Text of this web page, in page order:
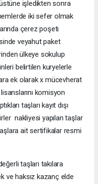
işledikten sonra
iki sefer olmak
çerez poşeti
veyahut paket
ülkeye sokulup
belirtilen kuryelerle
ek olarak x mücevherat
komisyon
taşları kayıt dışı
nakliyesi yapılan taşlar
ait sertifikalar resmi
taşları takılara
ve haksız kazanç elde